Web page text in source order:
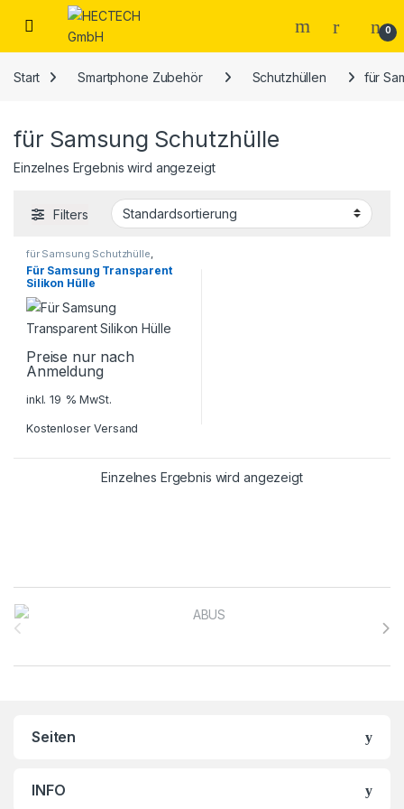
Open 0
Start Smartphone Zubehör Schutzhüllen für
für Samsung Schutzhülle
Einzelnes Ergebnis wird angezeigt
Filters
für Samsung Schutzhülle,
Schutzhüllen Smartphone
Zubehör
Für Samsung Transparent
Silikon Hülle
Preise nur nach
Anmeldung
inkl. 19 % MwSt.
Kostenloser Versand
Einzelnes Ergebnis wird angezeigt
Brands Carousel
Seiten
INFO